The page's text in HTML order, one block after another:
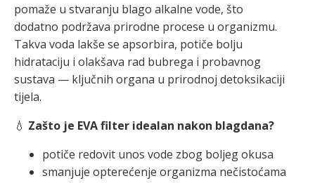
pomaže u stvaranju blago alkalne vode, što
dodatno podržava prirodne procese u organizmu.
Takva voda lakše se apsorbira, potiče bolju
hidrataciju i olakšava rad bubrega i probavnog
sustava — ključnih organa u prirodnoj detoksikaciji
tijela.
💧 Zašto je EVA filter idealan nakon blagdana?
potiče redovit unos vode zbog boljeg okusa
smanjuje opterećenje organizma nečistoćama